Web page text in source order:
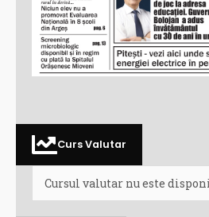
Curs Valutar
Cursul valutar nu este